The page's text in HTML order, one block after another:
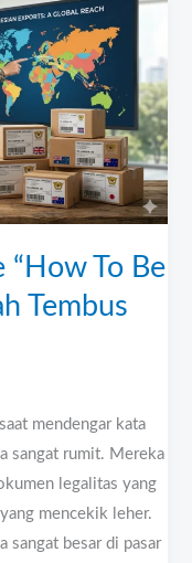
“How To Be
Tembus
mendengar kata
sangat rumit. Mereka
legalitas yang
mencekik leher.
sangat besar di pasar